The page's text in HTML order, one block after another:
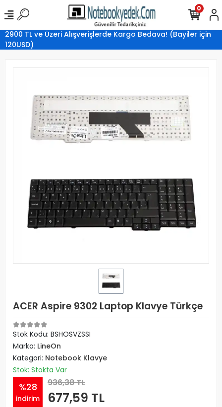
2900 TL ve Üzeri Alışverişlerde Kargo Bedava! (Bayiler için
120USD)
0
ACER Aspire 9302 Laptop Klavye Türkçe
Stok Kodu: BSHOSVZSSI
Marka: LineOn
Kategori: Notebook Klavye
Stok: Stokta Var
%28
indirim
936,38 TL
677,59 TL